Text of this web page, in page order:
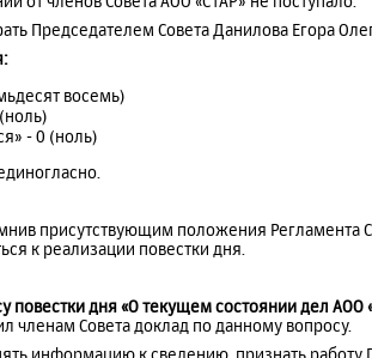
Председателем Совета Данилова Егора
восемь)
- 0 (ноль)
присутствующим положения Регламента
к реализации повестки дня.
повестки дня «О текущем состоянии дел АОО
членам Совета доклад по данному вопросу.
информацию к сведению, признать